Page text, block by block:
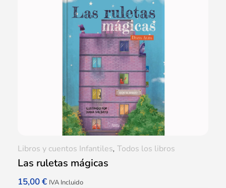
Las ruletas mágicas
15,00€ IVA Incluido
Libros y cuentos Infantiles, Todos los libros